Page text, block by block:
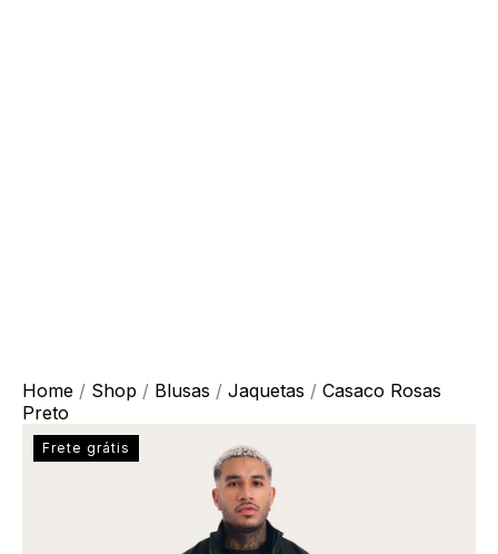
Home / Shop / Blusas / Jaquetas / Casaco Rosas
Preto
Frete grátis